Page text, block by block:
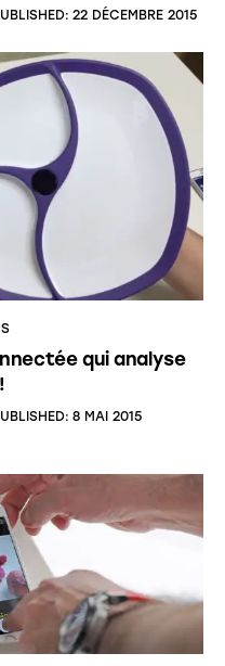
22 DÉCEMBRE 2015
qui analyse
8 MAI 2015